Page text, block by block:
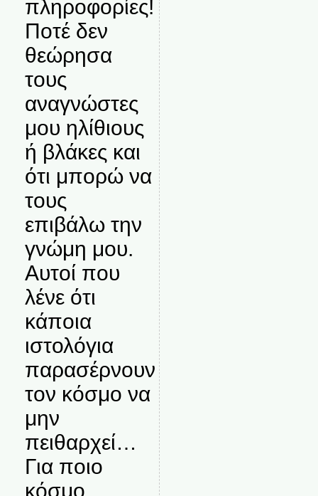
πληροφορίες!
Ποτέ δεν
θεώρησα
τους
αναγνώστες
μου ηλίθιους
ή βλάκες και
ότι μπορώ να
τους
επιβάλω την
γνώμη μου.
Αυτοί που
λένε ότι
κάποια
ιστολόγια
παρασέρνουν
τον κόσμο να
μην
πειθαρχεί…
Για ποιο
κόσμο